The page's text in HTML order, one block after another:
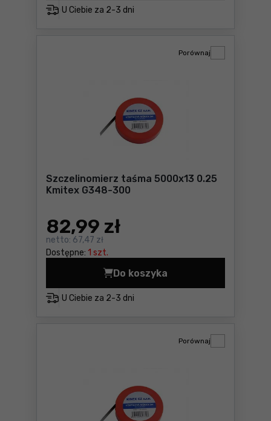
U Ciebie za 2-3 dni
Szczelinomierz taśma 5000x13 0.25
Kmitex G348-300
82,99 zł
netto: 67,47 zł
Dostępne: 1 szt.
Porównaj
U Ciebie za 2-3 dni
Do koszyka
Szczelinomierz taśma
Porównaj